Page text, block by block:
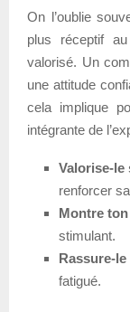
On l’oublie
plus réceptif
valorisé. Un
une attitude
cela implique
intégrante de
Valorise-le
renforcer
Montre
stimulant.
Rassure-
fatigué.